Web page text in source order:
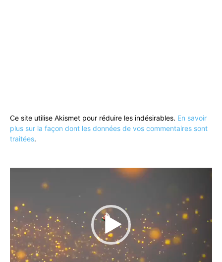
Ce site utilise Akismet pour réduire les indésirables. En savoir
plus sur la façon dont les données de vos commentaires sont
traitées.